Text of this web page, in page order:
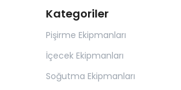
Kategoriler
Pişirme Ekipmanları
İçecek Ekipmanları
Soğutma Ekipmanları